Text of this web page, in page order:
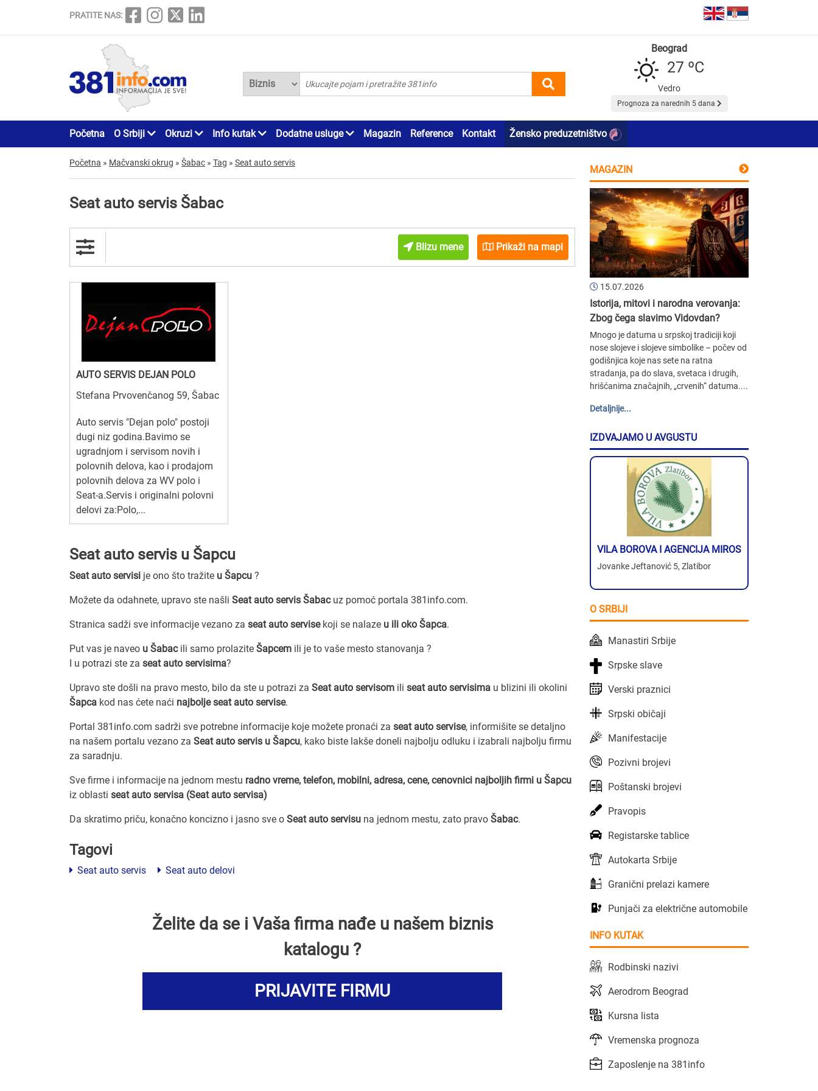
PRATITE NAS:
Beograd
27 ºC
Vedro
Prognoza za narednih 5 dana
Početna O Srbiji Okruzi Info kutak Dodatne usluge Magazin Reference Kontakt Žensko preduzetništvo
Početna » Mačvanski okrug » Šabac » Tag » Seat auto servis
Seat auto servis Šabac
Blizu mene Prikaži na mapi
AUTO SERVIS DEJAN POLO
Stefana Prvovenčanog 59, Šabac
Auto servis "Dejan polo" postoji
dugi niz godina.Bavimo se
ugradnjom i servisom novih i
polovnih delova, kao i prodajom
polovnih delova za WV polo i
Seat-a.Servis i originalni polovni
delovi za:Polo,...
Seat auto servis u Šapcu
Seat auto servisi je ono što tražite u Šapcu ?
Možete da odahnete, upravo ste našli Seat auto servis Šabacuz pomoć portala 381info.com.
Stranica sadži sve informacije vezano za seat auto servisekoji se nalaze u ili oko Šapca.
Put vas je naveo u Šabacili samo prolazite Šapcem ili je to vaše mesto stanovanja ?
I u potrazi ste za seat auto servisima?
Upravo ste došli na pravo mesto, bilo da ste u potrazi za Seat auto servisom ili seat auto servisima u blizini ili okolini
Šapca kod nas ćete naći najbolje seat auto servise.
Portal 381info.com sadrži sve potrebne informacije koje možete pronaći za seat auto servise, informišite se detaljno
na našem portalu vezano za Seat auto servis u Šapcu, kako biste lakše doneli najbolju odluku i izabrali najbolju firmu
za saradnju.
Sve firme i informacije na jednom mestu radno vreme, telefon, mobilni, adresa, cene, cenovnici najboljih firmi u Šapcu
iz oblasti seat auto servisa (Seat auto servisa)
Da skratimo priču, konačno koncizno i jasno sve o Seat auto servisu na jednom mestu, zato pravo Šabac.
Tagovi
Seat auto servis Seat auto delovi
Želite da se i Vaša firma nađe u našem biznis
katalogu ?
PRIJAVITE FIRMU
MAGAZIN
15.07.2026
Istorija, mitovi i narodna verovanja:
Zbog čega slavimo Vidovdan?
Mnogo je datuma u srpskoj tradiciji koji
nose slojeve i slojeve simbolike – počev od
godišnjica koje nas sete na ratna
stradanja, pa do slava, svetaca i drugih,
hrišćanima značajnih, „crvenih“ datuma....
Detaljnije...
IZDVAJAMO U AVGUSTU
VILA BOROVA I AGENCIJA MIROS
Jovanke Jeftanović 5, Zlatibor
O SRBIJI
Manastiri Srbije
Srpske slave
Verski praznici
Srpski običaji
Manifestacije
Pozivni brojevi
Poštanski brojevi
Pravopis
Registarske tablice
Autokarta Srbije
Granični prelazi kamere
Punjači za električne automobile
INFO KUTAK
Rodbinski nazivi
Aerodrom Beograd
Kursna lista
Vremenska prognoza
Zaposlenje na 381info